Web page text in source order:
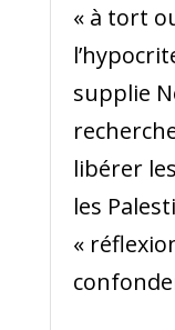
« à tort
supplie
libérer
les
«